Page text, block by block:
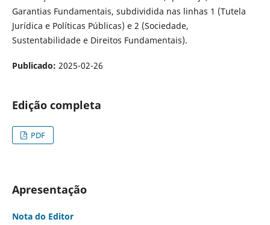
Garantias Fundamentais, subdividida nas linhas 1 (Tutela
Jurídica e Políticas Públicas) e 2 (Sociedade,
Sustentabilidade e Direitos Fundamentais).
Publicado: 2025-02-26
Edição completa
PDF
Apresentação
Nota do Editor